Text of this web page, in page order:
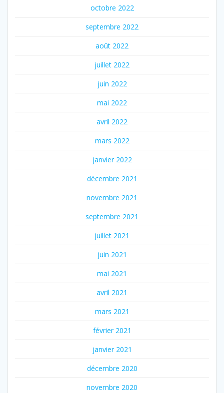
octobre 2022
septembre 2022
août 2022
juillet 2022
juin 2022
mai 2022
avril 2022
mars 2022
janvier 2022
décembre 2021
novembre 2021
septembre 2021
juillet 2021
juin 2021
mai 2021
avril 2021
mars 2021
février 2021
janvier 2021
décembre 2020
novembre 2020